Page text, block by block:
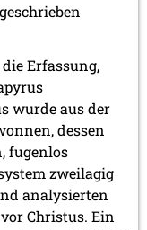
Erfassung,
wurde aus der
dessen
fugenlos
zweilagig
analysierten
Christus. Ein